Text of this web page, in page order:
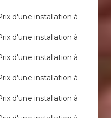
d'une installation à
d'une installation à
d'une installation à
d'une installation à
d'une installation à